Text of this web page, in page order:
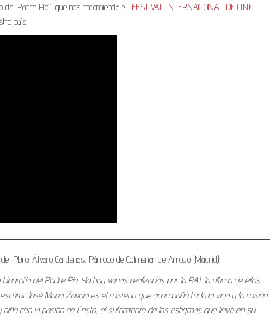
Padre Pío”, que nos recomienda el FESTIVAL INTERNACIONAL DE CINE
país.
Pbro. Álvaro Cárdenas, Párroco de Colmenar de Arroyo (Madrid):
del Padre Pío. Ya hay varias realizadas por la RAI, la última de ellas
José María Zavala es el misterio que acompañó toda la vida y la misión
con la pasión de Cristo, el sufrimiento de los estigmas que llevó en su